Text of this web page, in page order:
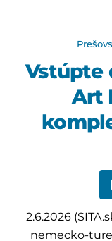
Vstúpte
Art
2.6.2026
nemecko-